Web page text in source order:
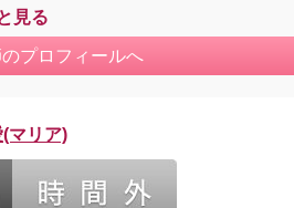
見る
プロフィールへ
マリア)